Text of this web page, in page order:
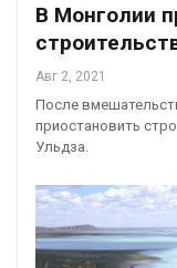
В Монголии
Авг 2, 2021
После
приостановить
Ульдза.